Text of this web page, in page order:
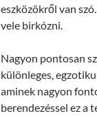
eszközökről van
vele birkózni.
Nagyon pontosan
különleges,
aminek nagyon
berendezéssel ez a